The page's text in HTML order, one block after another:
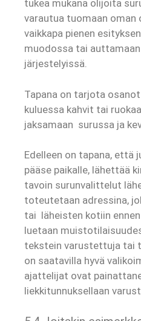
tukea mukana olijoita
varautua tuomaan oman
vaikkapa pienen
muodossa tai auttamaan
järjestelyissä.
Tapana on tarjota
kuluessa kahvit tai
jaksamaan surussa ja
Edelleen on tapana, että
pääse paikalle, lähettää
tavoin surunvalittelut
toteutetaan adressina,
tai läheisten kotiin
luetaan
tekstein varustettuja tai
on saatavilla hyvä
ajattelijat ovat
liekkitunnuksellaan